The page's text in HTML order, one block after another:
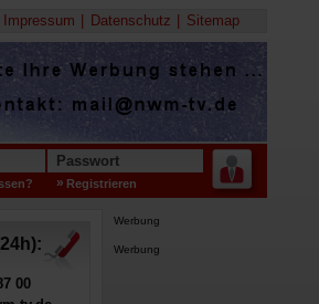
Impressum Datenschutz Sitemap
Passwort
Registrieren
00
Werbung
Werbung